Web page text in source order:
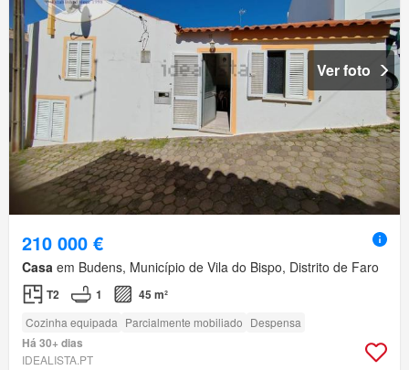
Ver foto
210 000 €
Casa em Budens, Município de Vila do Bispo, Distrito de Faro
T2 1 45 m²
Cozinha equipada Parcialmente mobiliado Despensa
Há 30+ dias
IDEALISTA.PT